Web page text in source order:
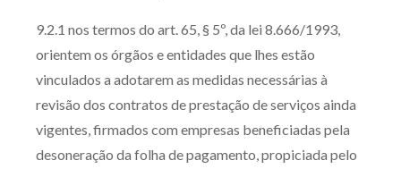
9.2.1 nos termos do art. 65, § 5º, da lei 8.666/1993,
orientem os órgãos e entidades que lhes estão
vinculados a adotarem as medidas necessárias à
revisão dos contratos de prestação de serviços ainda
vigentes, firmados com empresas beneficiadas pela
desoneração da folha de pagamento, propiciada pelo